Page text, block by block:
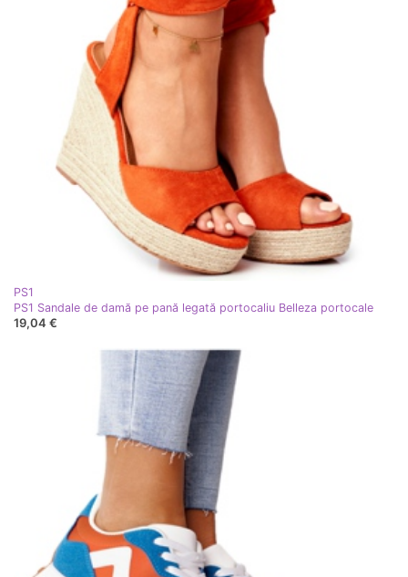
PS1
PS1 Sandale de damă pe pană legată portocaliu Belleza portocale
19,04 €